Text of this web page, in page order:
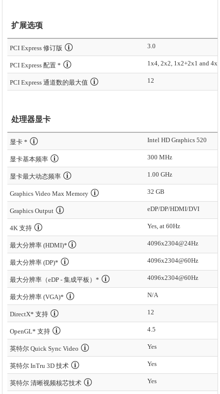
扩展选项
PCI Express 修订版 3.0
PCI Express 配置 * 1x4, 2x2, 1x2+2x1 and
PCI Express 通道数的最大值 12
处理器显卡
显卡 * Intel HD Graphics 520
显卡基本频率 300 MHz
显卡最大动态频率 1.00 GHz
Graphics Video Max Memory 32 GB
Graphics Output eDP/DP/HDMI/DVI
4K 支持 Yes, at 60Hz
最大分辨率 (HDMI)* 4096x2304@24Hz
最大分辨率 (DP)* 4096x2304@60Hz
最大分辨率（eDP - 集成平板）* 4096x2304@60Hz
最大分辨率 (VGA)* N/A
DirectX* 支持 12
OpenGL* 支持 4.5
英特尔 Quick Sync Video Yes
英特尔 InTru 3D 技术 Yes
英特尔 清晰视频核芯技术 Yes